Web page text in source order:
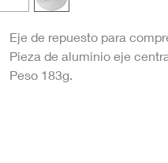
Eje de repuesto para
Pieza de aluminio eje
Peso 183g.